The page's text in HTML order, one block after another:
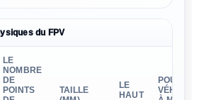
du FPV
LE
NOMBRE
DE
POINTS
TAILLE
LE
HAUT
POUR LES